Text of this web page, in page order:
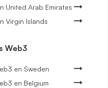
United Arab Emirates
Virgin Islands
Web3
en Sweden
en Belgium